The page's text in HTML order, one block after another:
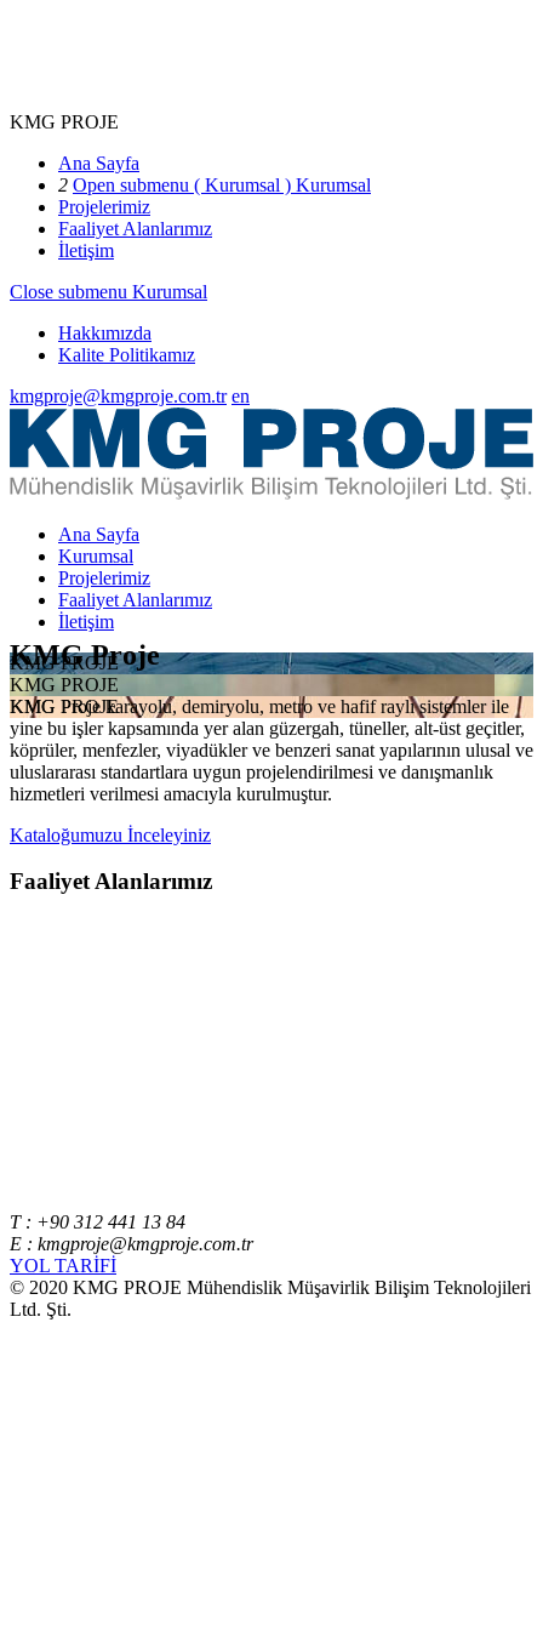
KMG PROJE
Ana Sayfa
2 Open submenu ( Kurumsal ) Kurumsal
Projelerimiz
Faaliyet Alanlarımız
İletişim
Close submenu Kurumsal
Hakkımızda
Kalite Politikamız
kmgproje@kmgproje.com.tr en
Ana Sayfa
Kurumsal
Projelerimiz
Faaliyet Alanlarımız
İletişim
KMG PROJE
KMG PROJE
KMG PROJE
KMG Proje
KMG Proje karayolu, demiryolu, metro ve hafif raylı sistemler ile
yine bu işler kapsamında yer alan güzergah, tüneller, alt-üst geçitler,
köprüler, menfezler, viyadükler ve benzeri sanat yapılarının ulusal ve
uluslararası standartlara uygun projelendirilmesi ve danışmanlık
hizmetleri verilmesi amacıyla kurulmuştur.
Kataloğumuzu İnceleyiniz
Faaliyet Alanlarımız
T : +90 312 441 13 84
E : kmgproje@kmgproje.com.tr
YOL TARİFİ
© 2020 KMG PROJE Mühendislik Müşavirlik Bilişim Teknolojileri
Ltd. Şti.